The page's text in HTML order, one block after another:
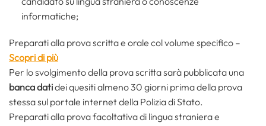
informatiche;
Preparati alla prova scritta e orale col volume specifico –
Scopri di più
Per lo svolgimento della prova scritta sarà pubblicata una
banca datidei quesiti almeno 30 giorni prima della prova
stessa sul portale internet della Polizia di Stato.
Preparati alla prova facoltativa di lingua straniera e